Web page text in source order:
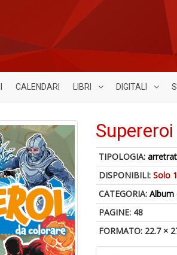
CALENDARI LIBRI DIGITALI
TIPOLOGIA:
DISPONIBILI:Solo
CATEGORIA:Album
PAGINE: 48
FORMATO: 22.7 ×